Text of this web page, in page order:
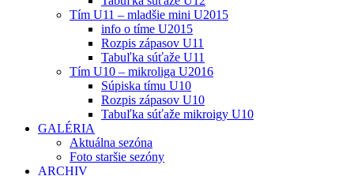
Tím U11 – mladšie mini U2015
info o tíme U2015
Rozpis zápasov U11
Tabuľka súťaže U11
Tím U10 – mikroliga U2016
Súpiska tímu U10
Rozpis zápasov U10
Tabuľka súťaže mikroigy U10
GALÉRIA
Aktuálna sezóna
Foto staršie sezóny
ARCHIV